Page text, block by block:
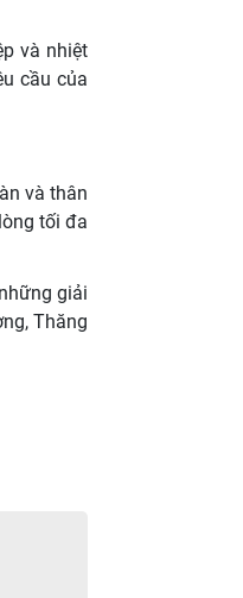
và nhiệt
cầu của
và thân
tối đa
giải
Thăng